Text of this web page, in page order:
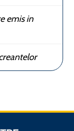
emis in